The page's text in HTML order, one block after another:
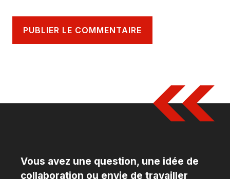
Vous avez une question, une idée de
collaboration ou envie de travailler